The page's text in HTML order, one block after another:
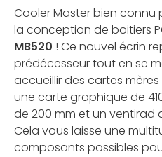
Cooler Master bien connu
la conception de boitiers
MB520 ! Ce nouvel écrin
prédécesseur tout en se
accueillir des cartes mères
une carte graphique de
de 200 mm et un ventirad
Cela vous laisse une
composants possibles